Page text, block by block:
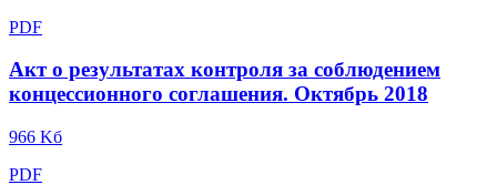
PDF
Акт о результатах контроля за соблюдением
концессионного соглашения. Октябрь 2018
966 Kб
PDF